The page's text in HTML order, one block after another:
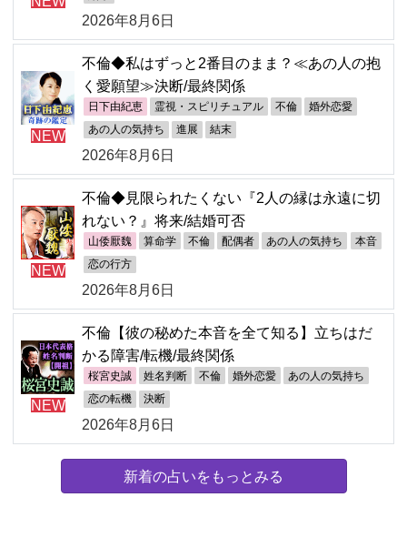
2026年8月6日
NEW
不倫◆私はずっと2番目のまま？≪あの人の抱
く愛願望≫決断/最終関係
日下由紀恵 霊視・スピリチュアル 不倫 婚外恋愛
あの人の気持ち 進展 結末
2026年8月6日
NEW
不倫◆見限られたくない『2人の縁は永遠に切
れない？』将来/結婚可否
山倭厭魏 算命学 不倫 配偶者 あの人の気持ち 本音
恋の行方
2026年8月6日
NEW
不倫【彼の秘めた本音を全て知る】立ちはだ
かる障害/転機/最終関係
桜宮史誠 姓名判断 不倫 婚外恋愛 あの人の気持ち
恋の転機 決断
2026年8月6日
新着の占いをもっとみる